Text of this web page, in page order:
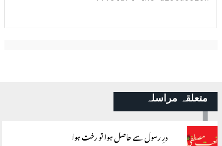
متعلقہ مراسلہ
درِ رسول سے حاصل ہوا تو رخت ہوا